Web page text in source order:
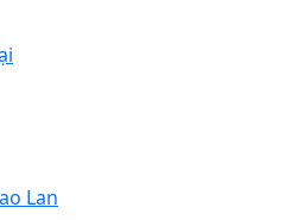
Lan